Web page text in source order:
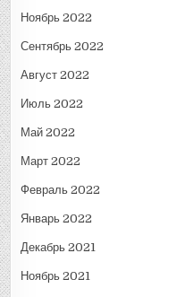
Ноябрь 2022
Сентябрь 2022
Август 2022
Июль 2022
Май 2022
Март 2022
Февраль 2022
Январь 2022
Декабрь 2021
Ноябрь 2021